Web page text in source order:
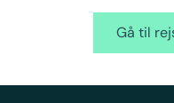
Gå til